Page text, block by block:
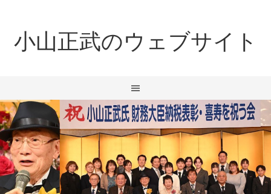
小山正武のウェブサイト